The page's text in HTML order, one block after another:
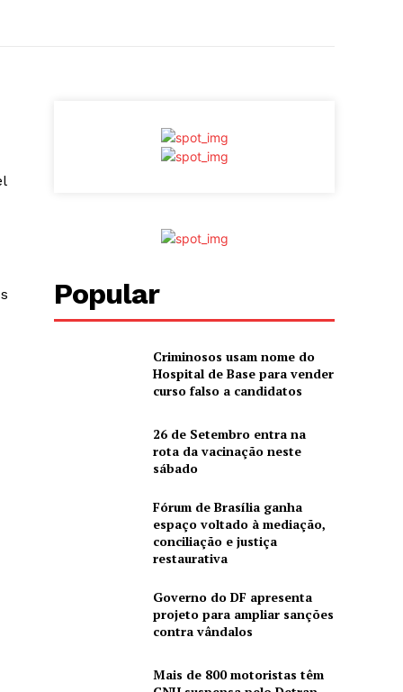
Popular
Criminosos usam nome do
Hospital de Base para vender
curso falso a candidatos
26 de Setembro entra na
rota da vacinação neste
sábado
Fórum de Brasília ganha
espaço voltado à mediação,
conciliação e justiça
restaurativa
Governo do DF apresenta
projeto para ampliar sanções
contra vândalos
Mais de 800 motoristas têm